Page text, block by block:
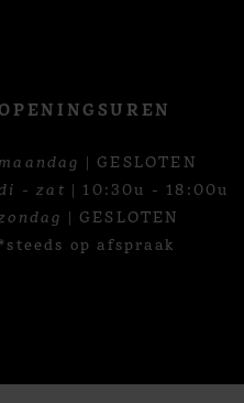
maandag | GESLOTEN
- zat | 10:30u - 18:00u
| GESLOTEN
*steeds op afspraak